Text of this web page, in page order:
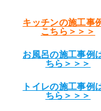
キッチンの施工事
こちら＞＞＞
お風呂の施工事例
ちら＞＞＞
トイレの施工事例
ちら＞＞＞